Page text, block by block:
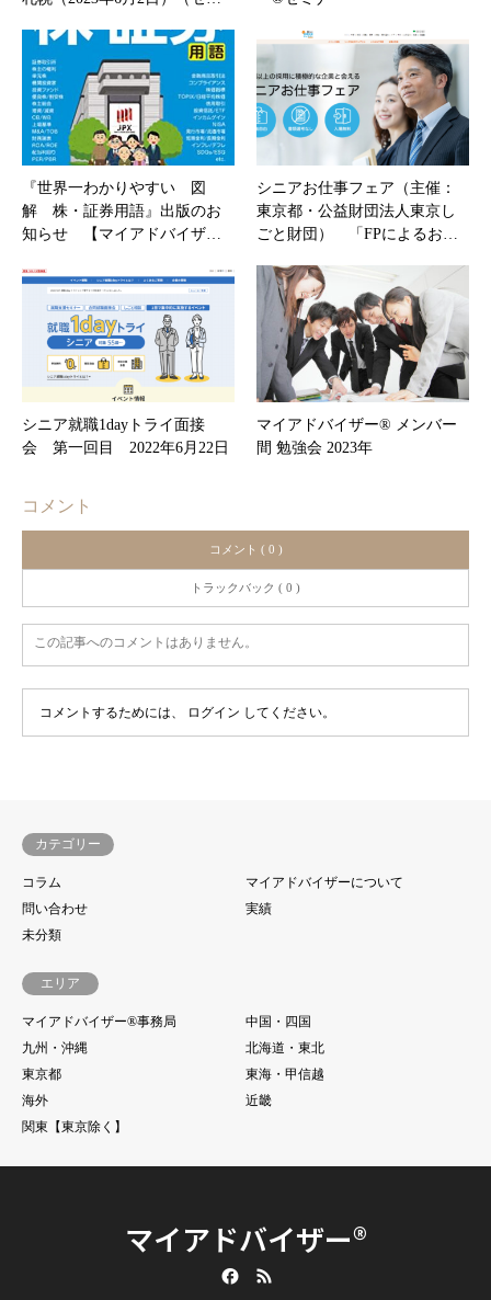
『世界一わかりやすい 図
解 株・証券用語』出版のお
知らせ 【マイアドバイザ…
シニアお仕事フェア（主催：
東京都・公益財団法人東京し
ごと財団） 「FPによるお…
シニア就職1dayトライ面接
会 第一回目 2022年6月22日
マイアドバイザー® メンバー
間 勉強会 2023年
コメント
コメント ( 0 )
トラックバック ( 0 )
この記事へのコメントはありません。
コメントするためには、 ログイン してください。
カテゴリー
コラム
マイアドバイザーについて
問い合わせ
実績
未分類
エリア
マイアドバイザー®事務局
中国・四国
九州・沖縄
北海道・東北
東京都
東海・甲信越
海外
近畿
関東【東京除く】
マイアドバイザー®